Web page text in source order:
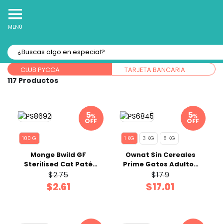
MENÚ
Forma de pago:
CLUB PYCCA TARJETA BANCARIA
117
%
OFF
100 G
Monge Bwild GF
Sterilised Cat Paté
Tuna 100 gr
$2.75
$2.61
%
OFF
1 KG 3 KG 8 KG
Ownat Sin Cereales
Prime Gatos Adultos
Pavo / Pollo 1 Kg
$17.9
$17.01